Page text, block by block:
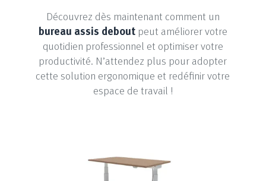
Découvrez dès maintenant comment un
bureau assis deboutpeut améliorer votre
quotidien professionnel et optimiser votre
productivité. N’attendez plus pour adopter
cette solution ergonomique et redéfinir votre
espace de travail !